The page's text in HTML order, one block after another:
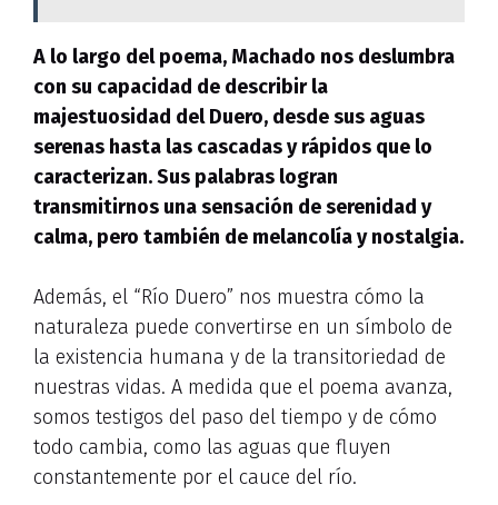
A lo largo del poema, Machado nos deslumbra
con su capacidad de describir la
majestuosidad del Duero, desde sus aguas
serenas hasta las cascadas y rápidos que lo
caracterizan. Sus palabras logran
transmitirnos una sensación de serenidad y
calma, pero también de melancolía y nostalgia.
Además, el “Río Duero” nos muestra cómo la
naturaleza puede convertirse en un símbolo de
la existencia humana y de la transitoriedad de
nuestras vidas. A medida que el poema avanza,
somos testigos del paso del tiempo y de cómo
todo cambia, como las aguas que fluyen
constantemente por el cauce del río.